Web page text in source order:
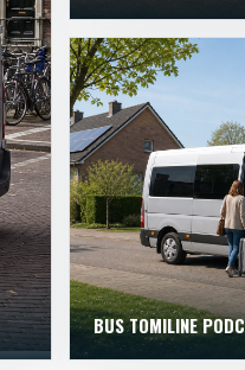
BUS TOMILINE